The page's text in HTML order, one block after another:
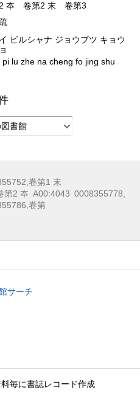
夲 卷第2 末
卷第3
ビルシャナ ジョウブツ キョウ
pi lu zhe na cheng fo jing shu
書館
卷第1 末
第2 夲 A00:4043 0008355778
卷第
サーチ
毎に書誌レコード作成